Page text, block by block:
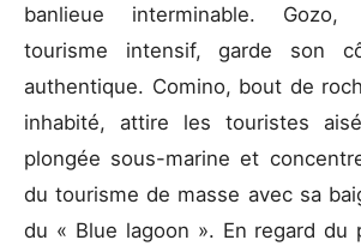
banlieue interminable.
tourisme intensif, garde son
authentique. Comino, bout de
inhabité, attire les touristes
plongée sous-marine et
du tourisme de masse avec sa
du « Blue lagoon ». En regard du